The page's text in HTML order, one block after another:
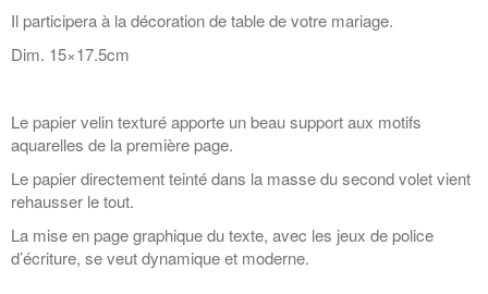
Il participera à la décoration de table de votre mariage.
Dim. 15×17.5cm
Le papier velin texturé apporte un beau support aux motifs
aquarelles de la première page.
Le papier directement teinté dans la masse du second volet vient
rehausser le tout.
La mise en page graphique du texte, avec les jeux de police
d’écriture, se veut dynamique et moderne.